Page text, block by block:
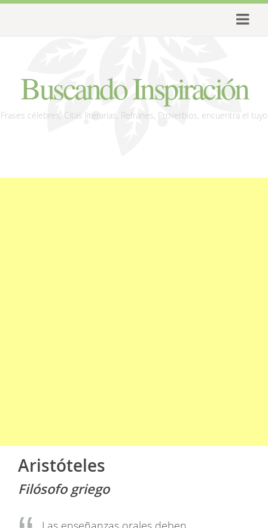
Buscando Inspiración
Frases célebres, Citas literarias, Refranes, Proverbios, encuentra el tuyo
Aristóteles
Filósofo griego